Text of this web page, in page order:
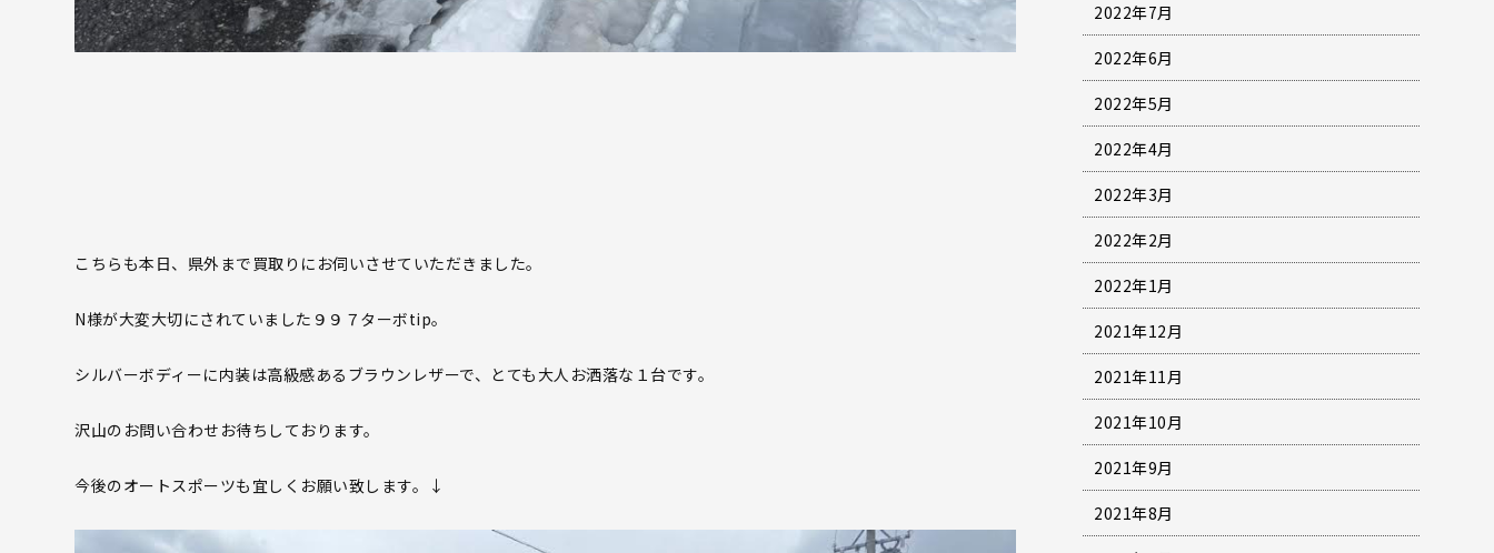
こちらも本日、県外まで買取りにお伺いさせていただきました。
N様が大変大切にされていました９９７ターボtip。
シルバーボディーに内装は高級感あるブラウンレザーで、とても大人お洒落な１台です。
沢山のお問い合わせお待ちしております。
今後のオートスポーツも宜しくお願い致します。↓
2022年7月
2022年6月
2022年5月
2022年4月
2022年3月
2022年2月
2022年1月
2021年12月
2021年11月
2021年10月
2021年9月
2021年8月